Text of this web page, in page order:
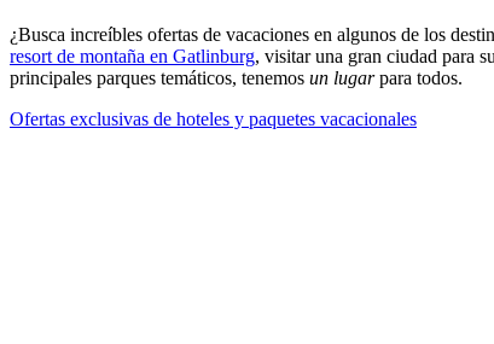
¿Busca increíbles ofertas de vacaciones en algunos de los
resort de montaña en Gatlinburg, visitar una gran ciudad para
principales parques temáticos, tenemos un lugarpara todos.
Ofertas exclusivas de hoteles y paquetes vacacionales